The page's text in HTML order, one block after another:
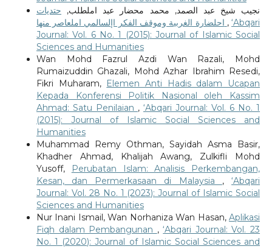
نجيب شيخ عبد الصمد, محمد محضار عبد املطلب, حتديات
,‘Abqari
Journal: Vol. 6 No. 1 (2015): Journal of Islamic Social
Sciences and Humanities
Wan Mohd Fazrul Azdi Wan Razali, Mohd
Rumaizuddin Ghazali, Mohd Azhar Ibrahim Resedi,
Fikri Muharam, Elemen Anti Hadis dalam Ucapan
Kepada Konferensi Politik Nasional oleh Kassim
Ahmad: Satu Penilaian ,‘Abqari Journal: Vol. 6 No. 1
(2015): Journal of Islamic Social Sciences and
Humanities
Muhammad Remy Othman, Sayidah Asma Basir,
Khadher Ahmad, Khalijah Awang, Zulkifli Mohd
Yusoff,
Perubatan Islam: Analisis Perkembangan,
Kesan, dan Permerkasaan di Malaysia ,‘Abqari
Journal: Vol. 28 No. 1 (2023): Journal of Islamic Social
Sciences and Humanities
Nur Inani Ismail, Wan Norhaniza Wan Hasan,Aplikasi
Fiqh dalam Pembangunan ,‘Abqari Journal: Vol. 23
No. 1 (2020): Journal of Islamic Social Sciences and